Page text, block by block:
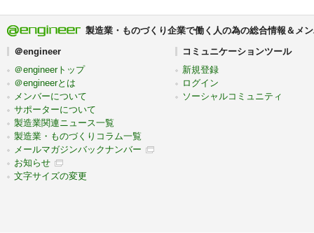
製造業・ものづくり企業で働く人の為の総合情報＆メ
＠engineer
＠engineerトップ
＠engineerとは
メンバーについて
サポーターについて
製造業関連ニュース一覧
製造業・ものづくりコラム一覧
メールマガジンバックナンバー
お知らせ
文字サイズの変更
コミュニケーションツール
新規登録
ログイン
ソーシャルコミュニティ